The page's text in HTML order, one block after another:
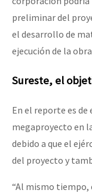
preliminar del
el desarrollo de
ejecución de la
Sureste, el
En el reporte es
megaproyecto en
debido a que el
del proyecto y
“Al mismo tiempo,